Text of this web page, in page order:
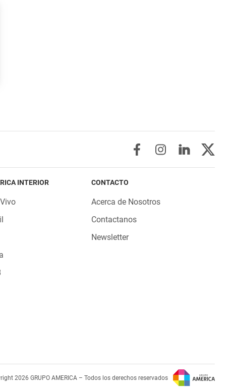
INTERIOR CONTACTO
Acerca de Nosotros
Contactanos
Newsletter
2026 GRUPO AMERICA – Todos los derechos reservados